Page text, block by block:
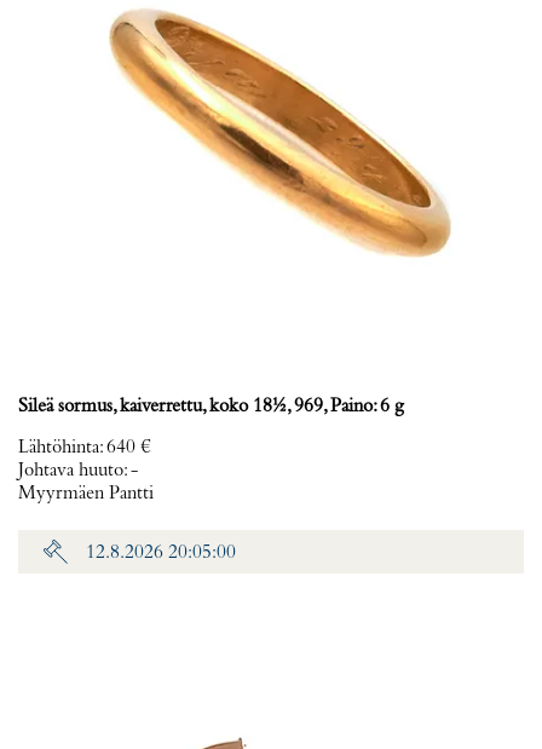
Sileä sormus, kaiverrettu, koko 18½, 969, Paino: 6 g
Lähtöhinta:640 €
Johtava huuto:-
Myyrmäen Pantti
12.8.2026 20:05:00